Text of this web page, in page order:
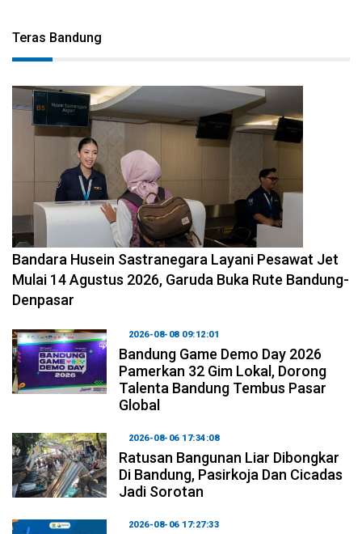
Teras Bandung
2026-08-08 11:12:29
Bandara Husein Sastranegara Layani Pesawat Jet
Mulai 14 Agustus 2026, Garuda Buka Rute Bandung-
Denpasar
2026-08-08 09:12:01
Bandung Game Demo Day 2026
Pamerkan 32 Gim Lokal, Dorong
Talenta Bandung Tembus Pasar
Global
2026-08-06 17:34:08
Ratusan Bangunan Liar Dibongkar
Di Bandung, Pasirkoja Dan Cicadas
Jadi Sorotan
2026-08-06 17:27:33